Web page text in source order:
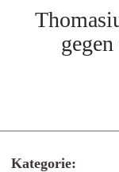
Kategorie: